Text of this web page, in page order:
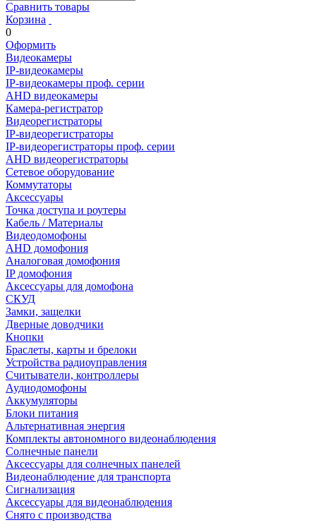
Сравнить товары
Корзина
0
Оформить
Видеокамеры
IP-видеокамеры
IP-видеокамеры проф. серии
AHD видеокамеры
Камера-регистратор
Видеорегистраторы
IP-видеорегистраторы
IP-видеорегистраторы проф. серии
AHD видеорегистраторы
Сетевое оборудование
Коммутаторы
Аксессуары
Точка доступа и роутеры
Кабель / Материалы
Видеодомофоны
AHD домофония
Аналоговая домофония
IP домофония
Аксессуары для домофона
СКУД
Замки, защелки
Дверные доводчики
Кнопки
Браслеты, карты и брелоки
Устройства радиоуправления
Считыватели, контроллеры
Аудиодомофоны
Аккумуляторы
Блоки питания
Альтернативная энергия
Комплекты автономного видеонаблюдения
Солнечные панели
Аксессуары для солнечных панелей
Видеонаблюдение для транспорта
Сигнализация
Аксессуары для видеонаблюдения
Снято с производства